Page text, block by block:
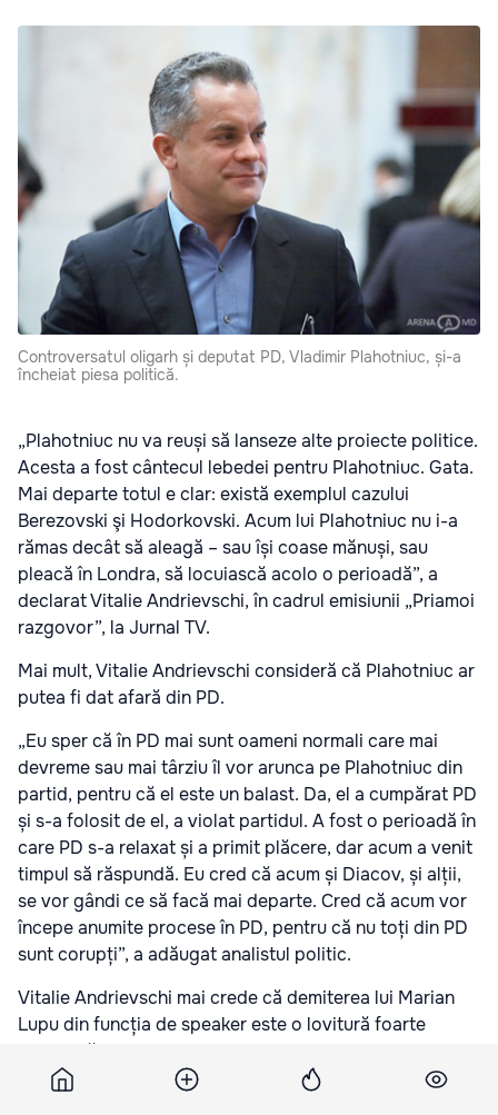
Controversatul oligarh și deputat PD, Vladimir Plahotniuc, și-a
încheiat piesa politică.
„Plahotniuc nu va reuși să lanseze alte proiecte politice.
Acesta a fost cântecul lebedei pentru Plahotniuc. Gata.
Mai departe totul e clar: există exemplul cazului
Berezovski şi Hodorkovski. Acum lui Plahotniuc nu i-a
rămas decât să aleagă – sau își coase mănuși, sau
pleacă în Londra, să locuiască acolo o perioadă”, a
declarat Vitalie Andrievschi, în cadrul emisiunii „Priamoi
razgovor”, la Jurnal TV.
Mai mult, Vitalie Andrievschi consideră că Plahotniuc ar
putea fi dat afară din PD.
„Eu sper că în PD mai sunt oameni normali care mai
devreme sau mai târziu îl vor arunca pe Plahotniuc din
partid, pentru că el este un balast. Da, el a cumpărat PD
și s-a folosit de el, a violat partidul. A fost o perioadă în
care PD s-a relaxat și a primit plăcere, dar acum a venit
timpul să răspundă. Eu cred că acum și Diacov, și alții,
se vor gândi ce să facă mai departe. Cred că acum vor
începe anumite procese în PD, pentru că nu toți din PD
sunt corupți”, a adăugat analistul politic.
Vitalie Andrievschi mai crede că demiterea lui Marian
Lupu din funcția de speaker este o lovitură foarte
puternică pentru PD.
„Pierderea funcției de președinte al Parlamentului este